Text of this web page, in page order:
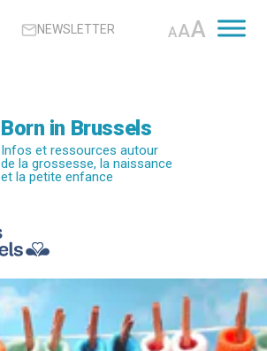
NEWSLETTER AAA
Born in Brussels
Infos et ressources autour
de la grossesse, la naissance
et la petite enfance